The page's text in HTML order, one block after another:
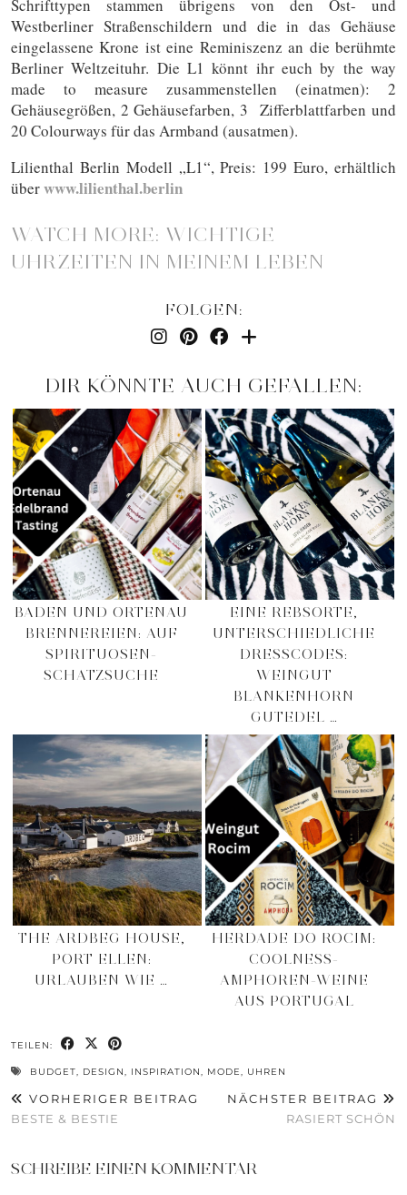
Schrifttypen stammen übrigens von den Ost- und
Westberliner Straßenschildern und die in das Gehäuse
eingelassene Krone ist eine Reminiszenz an die berühmte
Berliner Weltzeituhr. Die L1 könnt ihr euch by the way
made to measure zusammenstellen (einatmen): 2
Gehäusegrößen, 2 Gehäusefarben, 3 Zifferblattfarben und
20 Colourways für das Armband (ausatmen).
Lilienthal Berlin Modell „L1“, Preis: 199 Euro, erhältlich
überwww.lilienthal.berlin
WATCH MORE: WICHTIGE
UHRZEITEN IN MEINEM LEBEN
FOLGEN:
DIR KÖNNTE AUCH GEFALLEN:
BADEN UND ORTENAU
BRENNEREIEN: AUF
SPIRITUOSEN-
SCHATZSUCHE
EINE REBSORTE,
UNTERSCHIEDLICHE
DRESSCODES:
WEINGUT
BLANKENHORN
GUTEDEL …
THE ARDBEG HOUSE,
PORT ELLEN:
URLAUBEN WIE …
HERDADE DO ROCIM:
COOLNESS-
AMPHOREN-WEINE
AUS PORTUGAL
TEILEN:
BUDGET DESIGN INSPIRATION MODE UHREN
VORHERIGER BEITRAG
BESTE & BESTIE
NÄCHSTER BEITRAG
RASIERT SCHÖN
SCHREIBE EINEN KOMMENTAR